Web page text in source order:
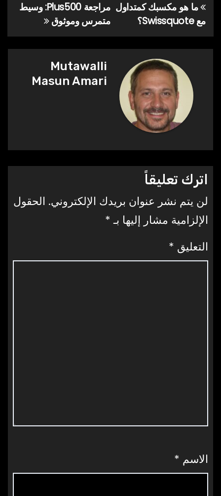
تصفّح
المقالات
مراجعة Plus500: وسيط
متمرس وموثوق
ما هو مكسبك كمتداول
مع Swissquote؟
Mutawalli
Masun Amari
اترك تعليقاً
لن يتم نشر عنوان بريدك الإلكتروني. الحقول
الإلزامية مشار إليها بـ*
التعليق *
الاسم *